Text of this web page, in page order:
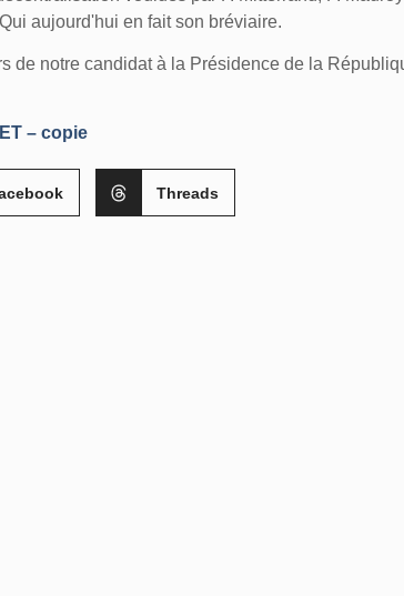
aujourd'hui en fait son bréviaire.
de notre candidat à la Présidence de la
– copie
Threads